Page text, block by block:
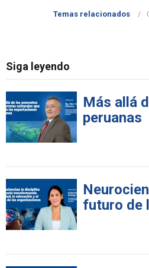
Temas relacionados
Siga leyendo
Más allá
peruanas
futuro de